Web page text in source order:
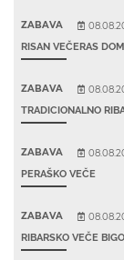
ZABAVA
RISAN VEČERAS
ZABAVA
TRADICIONALNO
ZABAVA
PERAŠKO VEČE
ZABAVA
RIBARSKO VEČE